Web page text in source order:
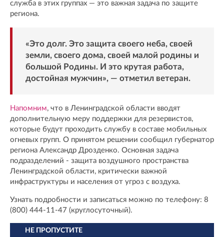
служба в этих группах — это важная задача по защите
региона.
«Это долг. Это защита своего неба, своей
земли, своего дома, своей малой родины и
большой Родины. И это крутая работа,
достойная мужчин», — отметил ветеран.
Напомним, что в Ленинградской области вводят
дополнительную меру поддержки для резервистов,
которые будут проходить службу в составе мобильных
огневых групп. О принятом решении сообщил губернатор
региона Александр Дрозденко. Основная задача
подразделений - защита воздушного пространства
Ленинградской области, критически важной
инфраструктуры и населения от угроз с воздуха.
Узнать подробности и записаться можно по телефону: 8
(800) 444-11-47 (круглосуточный).
НЕ ПРОПУСТИТЕ